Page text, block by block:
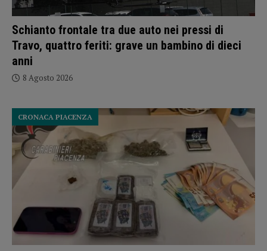
Schianto frontale tra due auto nei pressi di
Travo, quattro feriti: grave un bambino di dieci
anni
8 Agosto 2026
CRONACA PIACENZA